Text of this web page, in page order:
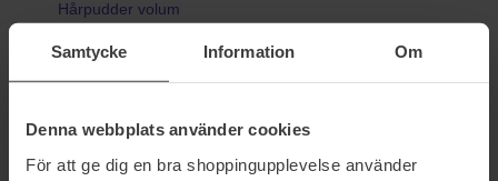
Samtycke Information Om
Denna webbplats använder cookies
För att ge dig en bra shoppingupplevelse använder
Hårpudder volum
Anmeldelser (4) Spørsmål og svar (0)